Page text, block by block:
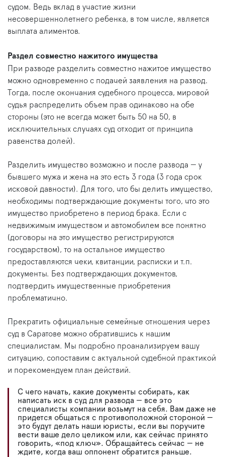
судом. Ведь вклад в участие жизни
несовершеннолетнего ребенка, в том числе, является
выплата алиментов.
Раздел совместно нажитого имущества
При разводе разделить совместно нажитое имущество
можно одновременно с подачей заявления на развод.
Тогда, после окончания судебного процесса, мировой
судья распределить объем прав одинаково на обе
стороны (это не всегда может быть 50 на 50, в
исключительных случаях суд отходит от принципа
равенства долей).
Разделить имущество возможно и после развода — у
бывшего мужа и жена на это есть 3 года (3 года срок
исковой давности). Для того, что бы делить имущество,
необходимы подтверждающие документы того, что это
имущество приобретено в период брака. Если с
недвижимым имуществом и автомобилем все понятно
(договоры на это имущество регистрируются
государством), то на остальное имущество
предоставляются чеки, квитанции, расписки и т.п.
документы. Без подтверждающих документов,
подтвердить имущественные приобретения
проблематично.
Прекратить официальные семейные отношения через
суд в Саратове можно обратившись к нашим
специалистам. Мы подробно проанализируем вашу
ситуацию, сопоставим с актуальной судебной практикой
и порекомендуем план действий.
С чего начать, какие документы собирать, как
написать иск в суд для развода — все это
специалисты компании возьмут на себя. Вам даже не
придется общаться с противоположной стороной —
это будут делать наши юристы, если вы поручите
вести ваше дело целиком или, как сейчас принято
говорить, «под ключ». Обращайтесь сейчас — не
ждите, когда ваш оппонент обратится раньше.